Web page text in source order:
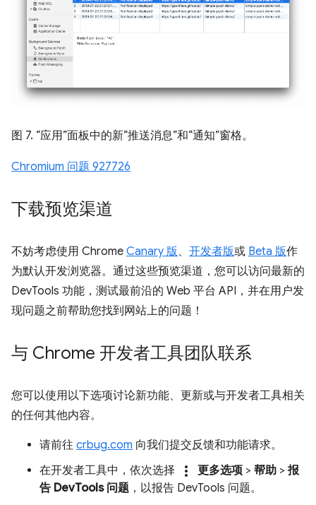
图 7. “应用”面板中的新“推送消息”和“通知”窗格。
Chromium 问题 927726
下载预览渠道
不妨考虑使用 Chrome Canary 版 、 开发者版或 Beta 版作
为默认开发浏览器。通过这些预览渠道，您可以访问最新的
DevTools 功能，测试最前沿的 Web 平台 API，并在用户发
现问题之前帮助您找到网站上的问题！
与 Chrome 开发者工具团队联系
您可以使用以下选项讨论新功能、更新或与开发者工具相关
的任何其他内容。
请前往 crbug.com 向我们提交反馈和功能请求。
在开发者工具中，依次选择
more_vert 更多选项 > 帮助 > 报
告 DevTools 问题 ，以报告 DevTools 问题。